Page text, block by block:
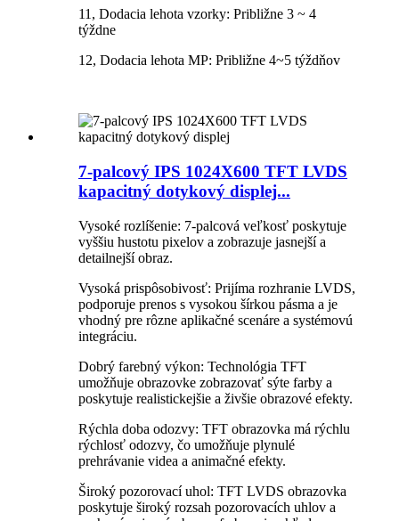
11, Dodacia lehota vzorky: Približne 3 ~ 4
týždne
12, Dodacia lehota MP: Približne 4~5 týždňov
7-palcový IPS 1024X600 TFT LVDS
kapacitný dotykový displej...
Vysoké rozlíšenie: 7-palcová veľkosť poskytuje
vyššiu hustotu pixelov a zobrazuje jasnejší a
detailnejší obraz.
Vysoká prispôsobivosť: Prijíma rozhranie LVDS,
podporuje prenos s vysokou šírkou pásma a je
vhodný pre rôzne aplikačné scenáre a systémovú
integráciu.
Dobrý farebný výkon: Technológia TFT
umožňuje obrazovke zobrazovať sýte farby a
poskytuje realistickejšie a živšie obrazové efekty.
Rýchla doba odozvy: TFT obrazovka má rýchlu
rýchlosť odozvy, čo umožňuje plynulé
prehrávanie videa a animačné efekty.
Široký pozorovací uhol: TFT LVDS obrazovka
poskytuje široký rozsah pozorovacích uhlov a